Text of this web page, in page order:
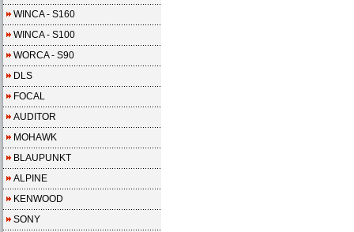
WINCA - S160
WINCA - S100
WORCA - S90
DLS
FOCAL
AUDITOR
MOHAWK
BLAUPUNKT
ALPINE
KENWOOD
SONY